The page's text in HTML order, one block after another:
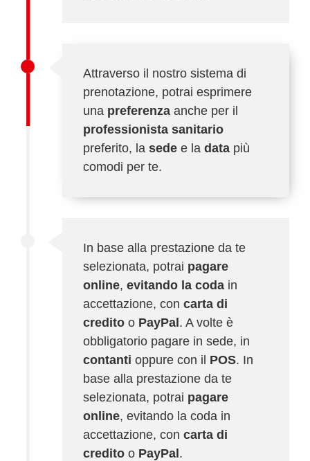
Attraverso il nostro sistema di
prenotazione, potrai esprimere
una preferenza anche per il
professionista sanitario
preferito, la sede e la data più
comodi per te.
In base alla prestazione da te
selezionata, potrai pagare
online, evitando la coda in
accettazione, con carta di
credito o PayPal . A volte è
obbligatorio pagare in sede, in
contanti oppure con il POS. In
base alla prestazione da te
selezionata, potrai pagare
online, evitando la coda in
accettazione, con carta di
credito o PayPal .